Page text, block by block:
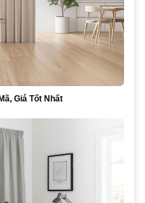
Giá Tốt Nhất